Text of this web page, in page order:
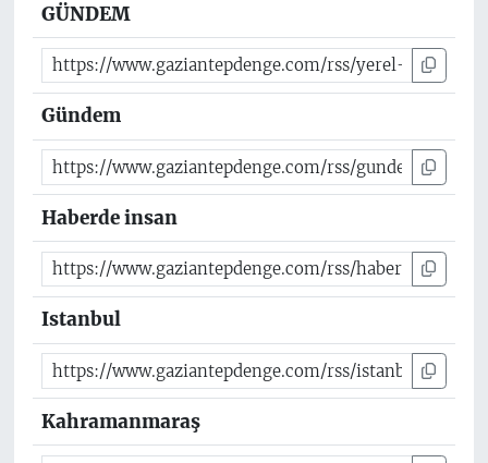
GÜNDEM
Gündem
Haberde insan
Istanbul
Kahramanmaraş